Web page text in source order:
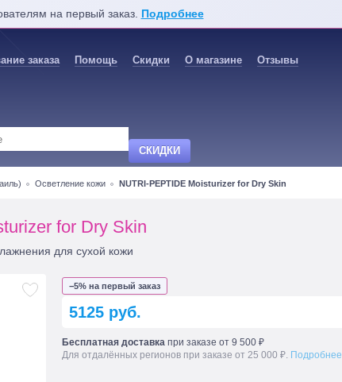
на первый заказ. Подробнее
заказа Помощь Скидки О магазине Отзывы
СКИДКИ
Осветление кожи NUTRI-PEPTIDE Moisturizer for Dry Skin
for Dry Skin
для сухой кожи
−5% на первый заказ
5125 руб.
Бесплатная доставка при заказе от 9 500 ₽
Для отдалённых регионов при заказе от 25 000 ₽. Подробнее